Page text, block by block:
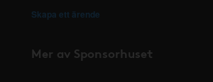
Skapa ett ärende
Mer av Sponsorhuset